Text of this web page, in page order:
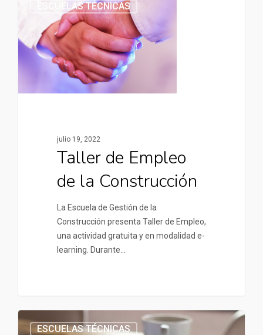
ESCUELAS TÉCNICAS
julio 19, 2022
Taller de Empleo
de la Construcción
La Escuela de Gestión de la
Construcción presenta Taller de Empleo,
una actividad gratuita y en modalidad e-
learning. Durante…
ESCUELAS TÉCNICAS